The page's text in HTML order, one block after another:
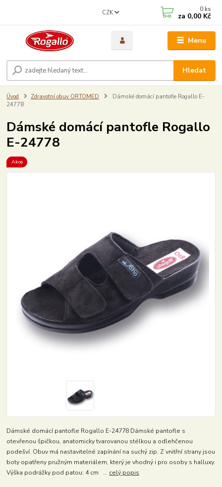
Menu
CZK
Hledat
0 ks
za 0,00 Kč
Úvod Zdravotní obuv ORTOMED
Dámské domácí pantofle Rogallo E-
24778
Dámské domácí pantofle Rogallo
E-24778
Akce
Dámské domácí pantofle Rogallo E-24778 Dámské pantofle s
otevřenou špičkou, anatomicky tvarovanou stélkou a odlehčenou
podešví. Obuv má nastavitelné zapínání na suchý zip. Z vnitřní strany jsou
boty opatřeny pružným materiálem, který je vhodný i pro osoby s halluxy.
Výška podrážky pod patou: 4 cm ... celý popis